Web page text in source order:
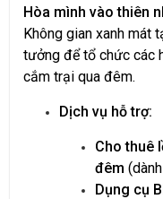
Hòa mình vào thiên
Không gian xanh mát
tưởng để tổ chức các
cắm trại qua đêm.
Dịch vụ hỗ trợ:
Cho thuê
đêm
Dụng cụ